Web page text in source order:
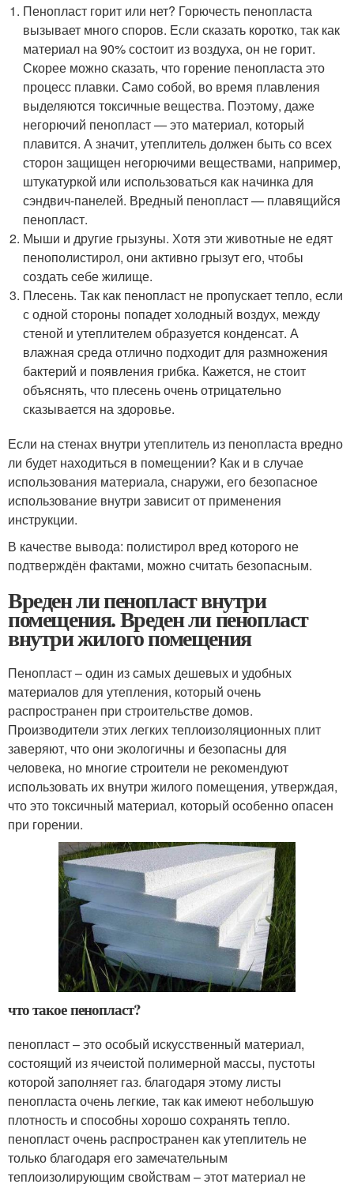
Пенопласт горит или нет? Горючесть пенопласта
вызывает много споров. Если сказать коротко, так как
материал на 90% состоит из воздуха, он не горит.
Скорее можно сказать, что горение пенопласта это
процесс плавки. Само собой, во время плавления
выделяются токсичные вещества. Поэтому, даже
негорючий пенопласт — это материал, который
плавится. А значит, утеплитель должен быть со всех
сторон защищен негорючими веществами, например,
штукатуркой или использоваться как начинка для
сэндвич-панелей. Вредный пенопласт — плавящийся
пенопласт.
Мыши и другие грызуны. Хотя эти животные не едят
пенополистирол, они активно грызут его, чтобы
создать себе жилище.
Плесень. Так как пенопласт не пропускает тепло, если
с одной стороны попадет холодный воздух, между
стеной и утеплителем образуется конденсат. А
влажная среда отлично подходит для размножения
бактерий и появления грибка. Кажется, не стоит
объяснять, что плесень очень отрицательно
сказывается на здоровье.
Если на стенах внутри утеплитель из пенопласта вредно
ли будет находиться в помещении? Как и в случае
использования материала, снаружи, его безопасное
использование внутри зависит от применения
инструкции.
В качестве вывода: полистирол вред которого не
подтверждён фактами, можно считать безопасным.
Вреден ли пенопласт внутри
помещения. Вреден ли пенопласт
внутри жилого помещения
Пенопласт – один из самых дешевых и удобных
материалов для утепления, который очень
распространен при строительстве домов.
Производители этих легких теплоизоляционных плит
заверяют, что они экологичны и безопасны для
человека, но многие строители не рекомендуют
использовать их внутри жилого помещения, утверждая,
что это токсичный материал, который особенно опасен
при горении.
что такое пенопласт?
пенопласт – это особый искусственный материал,
состоящий из ячеистой полимерной массы, пустоты
которой заполняет газ. благодаря этому листы
пенопласта очень легкие, так как имеют небольшую
плотность и способны хорошо сохранять тепло.
пенопласт очень распространен как утеплитель не
только благодаря его замечательным
теплоизолирующим свойствам – этот материал не